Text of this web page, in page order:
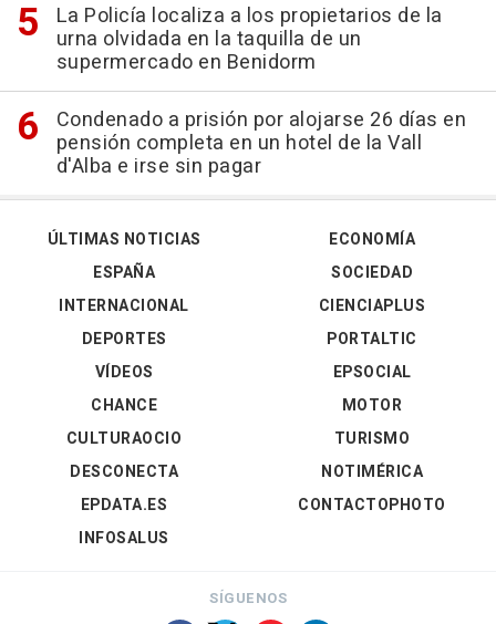
La Policía localiza a los propietarios de la
urna olvidada en la taquilla de un
supermercado en Benidorm
Condenado a prisión por alojarse 26 días en
pensión completa en un hotel de la Vall
d'Alba e irse sin pagar
ÚLTIMAS NOTICIAS
ESPAÑA
INTERNACIONAL
DEPORTES
VÍDEOS
ECONOMÍA
SOCIEDAD
CIENCIAPLUS
PORTALTIC
EPSOCIAL
CHANCE
CULTURAOCIO
DESCONECTA
EPDATA.ES
INFOSALUS
MOTOR
TURISMO
NOTIMÉRICA
CONTACTOPHOTO
SÍGUENOS